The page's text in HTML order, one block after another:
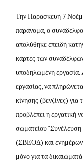
Την Παρασκευή 7
παράνομα, ο
απολύθηκε επειδή
κάρτες των
υποδηλωμένη εργασία.
εργασίας, να
κίνησης (βενζίνες)
προβλέπει η εργατική
σωματείου
(ΣΒΕΟΔ) και
μόνο για τα